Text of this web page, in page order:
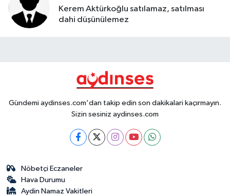
Kerem Aktürkoğlu satılamaz, satılması
dahi düşünülemez
Gündemi aydinses.com'dan takip edin son dakikalari kaçırmayın.
Sizin sesiniz aydinses.com
Nöbetçi Eczaneler
Hava Durumu
Aydin Namaz Vakitleri